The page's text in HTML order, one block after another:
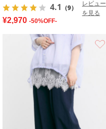
4.1 （9）
レビュー
を見る
¥2,970 -50%OFF-